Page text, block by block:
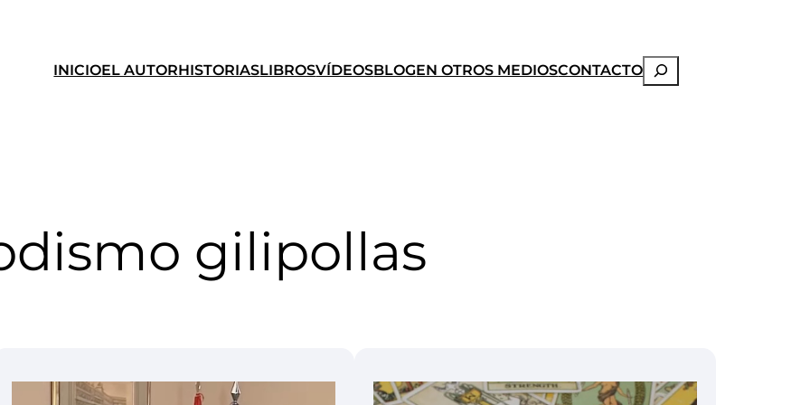
INICIOEL AUTORHISTORIASLIBROSVÍDEOSBLOGEN OTROS MEDIOSCONTACTOBuscar
gilipollas